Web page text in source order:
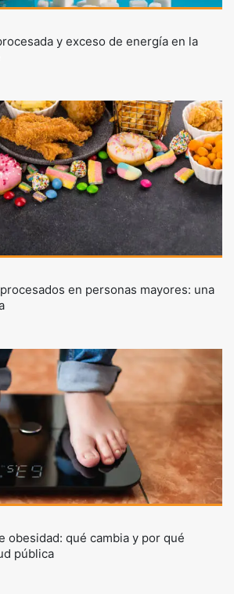
y exceso de energía en la
en personas mayores: una
obesidad: qué cambia y por qué
pública